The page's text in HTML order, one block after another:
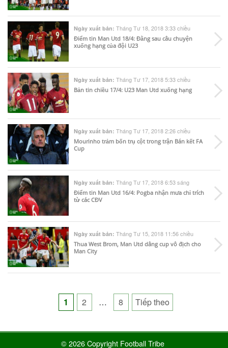
Ngày xuất bản: Tháng Tư 18, 2018 3:33 chiều
Điểm tin Man Utd 18/4: Đằng sau câu chuyện
xuống hạng của đội U23
Ngày xuất bản: Tháng Tư 17, 2018 5:33 chiều
Bản tin chiều 17/4: U23 Man Utd xuống hạng
Ngày xuất bản: Tháng Tư 17, 2018 2:26 chiều
Mourinho trảm bốn trụ cột trong trận Bán kết FA
Cup
Ngày xuất bản: Tháng Tư 17, 2018 6:53 sáng
Điểm tin Man Utd 16/4: Pogba nhận mưa chỉ trích
từ các CĐV
Ngày xuất bản: Tháng Tư 15, 2018 11:56 chiều
Thua West Brom, Man Utd dâng cup vô địch cho
Man City
Posts
pagination
1 2 … 8 Tiếp theo
© 2026 Copyright Football Tribe